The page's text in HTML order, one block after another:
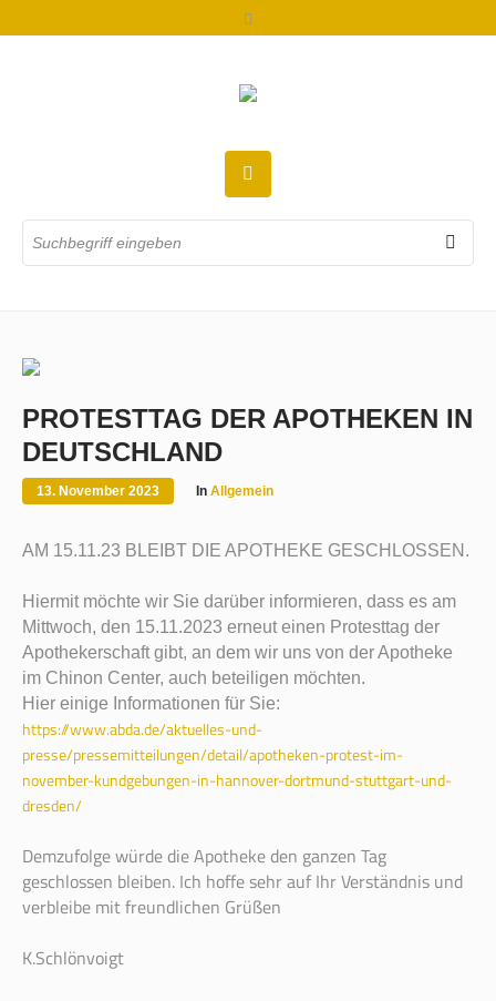
PROTESTTAG DER APOTHEKEN IN
DEUTSCHLAND
13. November 2023 In Allgemein
AM 15.11.23 BLEIBT DIE APOTHEKE GESCHLOSSEN.
Hiermit möchte wir Sie darüber informieren, dass es am
Mittwoch, den 15.11.2023 erneut einen Protesttag der
Apothekerschaft gibt, an dem wir uns von der Apotheke
im Chinon Center, auch beteiligen möchten.
Hier einige Informationen für Sie:
https://www.abda.de/aktuelles-und-
presse/pressemitteilungen/detail/apotheken-protest-im-
november-kundgebungen-in-hannover-dortmund-stuttgart-und-
dresden/
Demzufolge würde die Apotheke den ganzen Tag
geschlossen bleiben. Ich hoffe sehr auf Ihr Verständnis und
verbleibe mit freundlichen Grüßen
K.Schlönvoigt